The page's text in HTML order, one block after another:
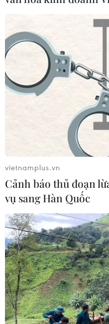
TIN CÙNG CHUYÊN
Các thương hiệu xe cao
trong cuộc khủng
04/08/2026 23:03
vietnamplus.vn
Cảnh báo thủ đoạn
vụ sang Hàn Quốc